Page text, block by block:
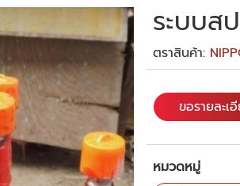
ระบบส
ตราสินค้า:
ขอรายละเ
หมวดหมู่